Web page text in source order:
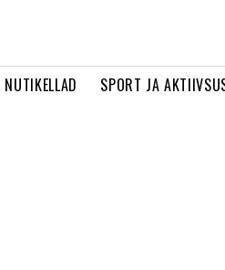
NUTIKELLAD SPORT JA